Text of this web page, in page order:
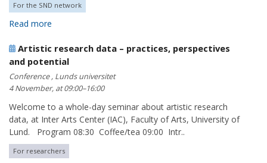
For the SND network
Read more
Artistic research data – practices, perspectives
and potential
Conference , Lunds universitet
4 November, at 09:00–16:00
Welcome to a whole-day seminar about artistic research
data, at Inter Arts Center (IAC), Faculty of Arts, University of
Lund. Program 08:30 Coffee/tea 09:00 Intr..
For researchers